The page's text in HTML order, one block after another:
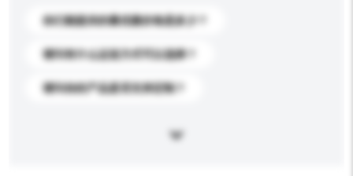
你们能提供的最优惠价格是多少？
请问有什么运送方式可以选择？
请问你的产品是否支持定制？